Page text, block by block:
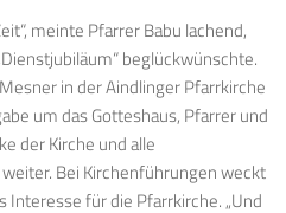
meinte Pfarrer Babu lachend,
beglückwünschte.
in der Aindlinger Pfarrkirche
um das Gotteshaus, Pfarrer und
der Kirche und alle
Bei Kirchenführungen weckt
Interesse für die Pfarrkirche. „Und